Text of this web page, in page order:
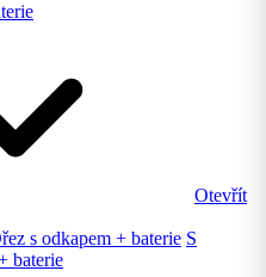
Otevřít
s odkapem + baterie S
baterie